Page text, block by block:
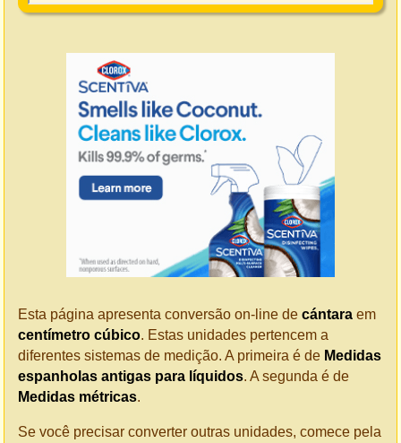
Esta página apresenta conversão on-line de cántara em
centímetro cúbico. Estas unidades pertencem a
diferentes sistemas de medição. A primeira é de Medidas
espanholas antigas para líquidos. A segunda é de
Medidas métricas.
Se você precisar converter outras unidades, comece pela